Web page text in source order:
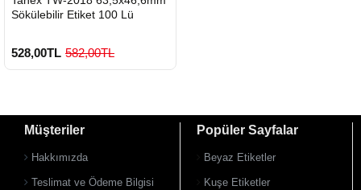
Sökülebilir Etiket 100 Lü
528,00TL 582,00TL
Müşteriler
Hakkımızda
Teslimat ve Ödeme Bilgisi
Popüler Sayfalar
Beyaz Etiketler
Kuşe Etiketler